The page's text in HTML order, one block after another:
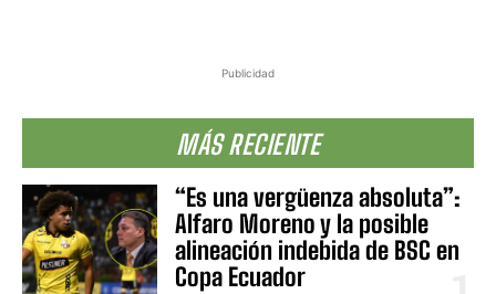
Publicidad
MÁS RECIENTE
“Es una vergüenza absoluta”:
Alfaro Moreno y la posible
alineación indebida de BSC en
Copa Ecuador